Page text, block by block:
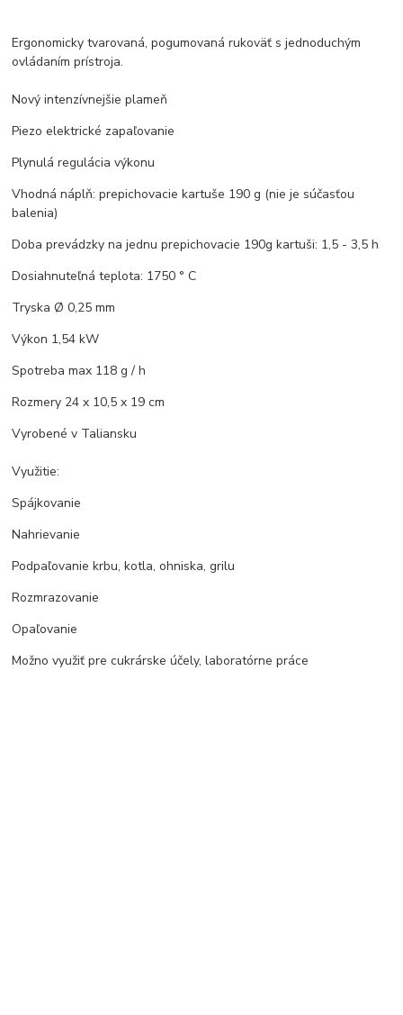
Ergonomicky tvarovaná, pogumovaná rukoväť s jednoduchým
ovládaním prístroja.
Nový intenzívnejšie plameň
Piezo elektrické zapaľovanie
Plynulá regulácia výkonu
Vhodná náplň: prepichovacie kartuše 190 g (nie je súčasťou
balenia)
Doba prevádzky na jednu prepichovacie 190g kartuši: 1,5 - 3,5 h
Dosiahnuteľná teplota: 1750 ° C
Tryska Ø 0,25 mm
Výkon 1,54 kW
Spotreba max 118 g / h
Rozmery 24 x 10,5 x 19 cm
Vyrobené v Taliansku
Využitie:
Spájkovanie
Nahrievanie
Podpaľovanie krbu, kotla, ohniska, grilu
Rozmrazovanie
Opaľovanie
Možno využiť pre cukrárske účely, laboratórne práce